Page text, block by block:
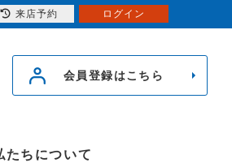
会員登録はこちら
たちについて
来店予約 ログイン